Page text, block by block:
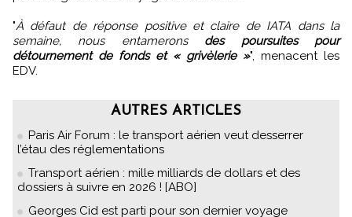
"À défaut de réponse positive et claire de IATA dans la
semaine, nous entamerons des poursuites pour
détournement de fonds et « grivèlerie »", menacent les
EDV.
AUTRES ARTICLES
Paris Air Forum : le transport aérien veut desserrer
l’étau des réglementations
Transport aérien : mille milliards de dollars et des
dossiers à suivre en 2026 ! [ABO]
Georges Cid est parti pour son dernier voyage